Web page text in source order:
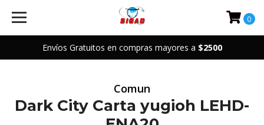
Envíos Gratuitos en compras mayores a $2500
0
Comun
Dark City Carta yugioh LEHD-